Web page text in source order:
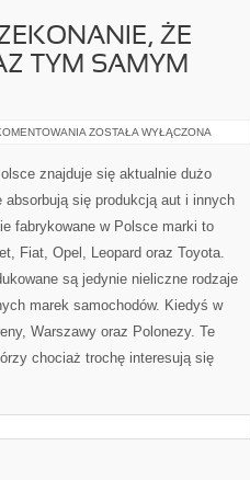
ŻE
TYM SAMYM
PRAGNIEMY
PRZEKONANIE,
ŻE
JEST
ORAZ
SAMYM
BEZPIECZNY
ZOSTAŁA WYŁĄCZONA
znajduje się aktualnie dużo
absorbują się produkcją aut i innych
fabrykowane w Polsce marki to
Fiat, Opel, Leopard oraz Toyota.
są jedynie nieliczne rodzaje
marek samochodów. Kiedyś w
Warszawy oraz Polonezy. Te
chociaż trochę interesują się